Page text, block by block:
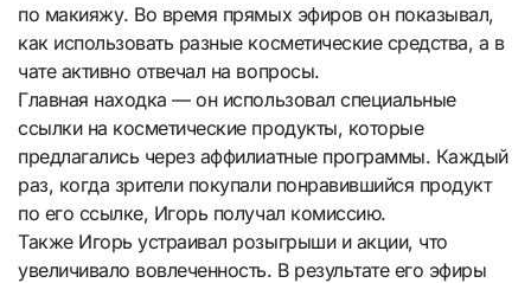
по макияжу. Во время прямых эфиров он показывал,
как использовать разные косметические средства, а в
чате активно отвечал на вопросы.
Главная находка — он использовал специальные
ссылки на косметические продукты, которые
предлагались через аффилиатные программы. Каждый
раз, когда зрители покупали понравившийся продукт
по его ссылке, Игорь получал комиссию.
Также Игорь устраивал розыгрыши и акции, что
увеличивало вовлеченность. В результате его эфиры